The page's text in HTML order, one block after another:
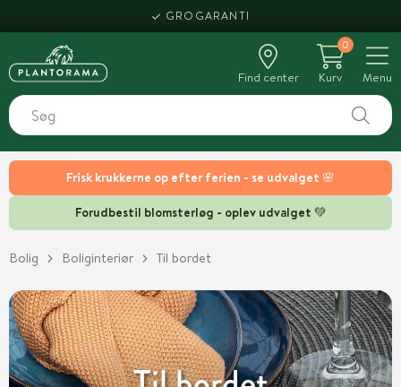
Frisk krukkerne op efter ferien - se udvalget 🌸
Forudbestil blomsterløg - oplev udvalget 💚
HENT SAMME DAG
Find center
0
Kurv
Menu
Bolig Boliginteriør Til bordet